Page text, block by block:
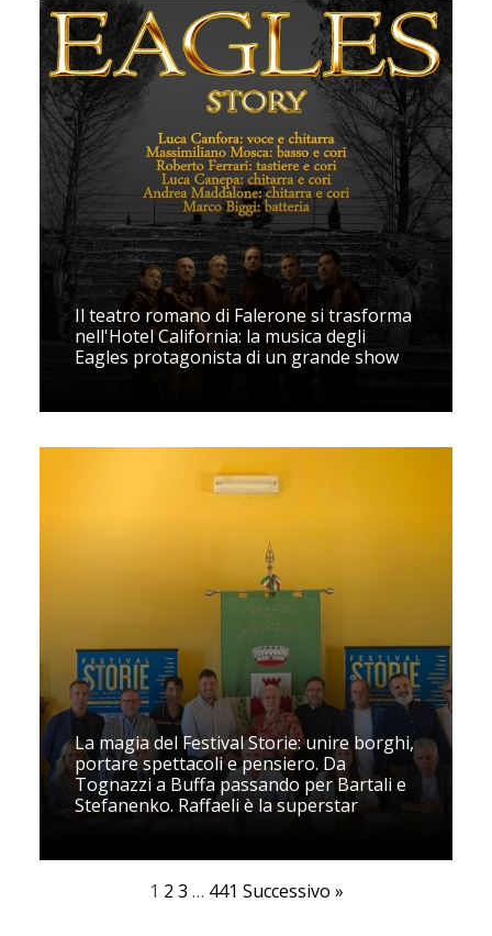
Il teatro romano di Falerone si trasforma
nell'Hotel California: la musica degli
Eagles protagonista di un grande show
La magia del Festival Storie: unire borghi,
portare spettacoli e pensiero. Da
Tognazzi a Buffa passando per Bartali e
Stefanenko. Raffaeli è la superstar
1 2 3 … 441 Successivo »